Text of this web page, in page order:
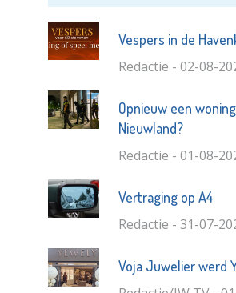
Vespers in de
Redactie - 02-08-
Opnieuw een
Nieuwland?
Redactie - 01-08-
Vertraging op A4
Redactie - 31-07-
Voja Juwelier werd